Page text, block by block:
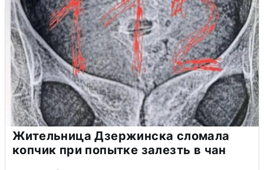
Жительница Дзержинска сломала
копчик при попытке залезть в чан